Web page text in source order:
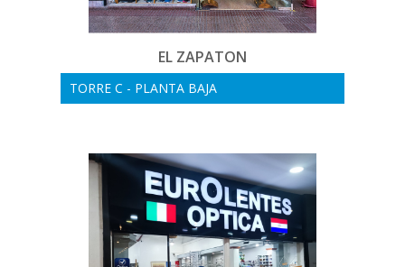
EL ZAPATON
TORRE C - PLANTA BAJA